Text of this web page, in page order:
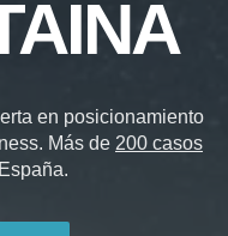
en posicionamiento
Más de 200 casos